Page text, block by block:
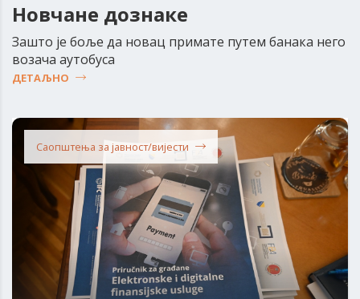
Новчане дознаке
Зашто је боље да новац примате путем банака него
возача аутобуса
ДЕТАЉНО
Саопштења за јавност/вијести